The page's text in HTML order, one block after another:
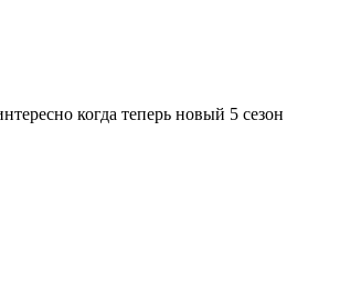
когда теперь новый 5 сезон